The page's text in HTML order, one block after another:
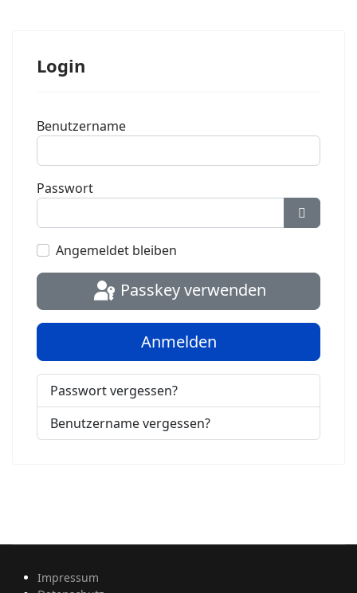
Login
Benutzername
Passwort
Angemeldet bleiben
Passkey verwenden
Anmelden
Passwort vergessen?
Benutzername vergessen?
Impressum